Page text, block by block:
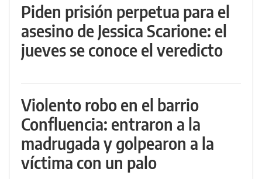
Piden prisión perpetua para el
asesino de Jessica Scarione: el
jueves se conoce el veredicto
Violento robo en el barrio
Confluencia: entraron a la
madrugada y golpearon a la
víctima con un palo